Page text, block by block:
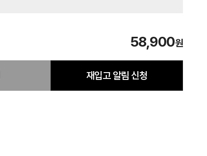
58,900원
재입고 알림 신청